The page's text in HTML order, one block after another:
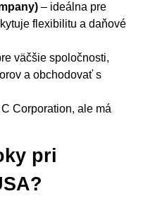
– ideálna pre
flexibilitu a daňové
väčšie spoločnosti,
a obchodovať s
Corporation, ale má
pri